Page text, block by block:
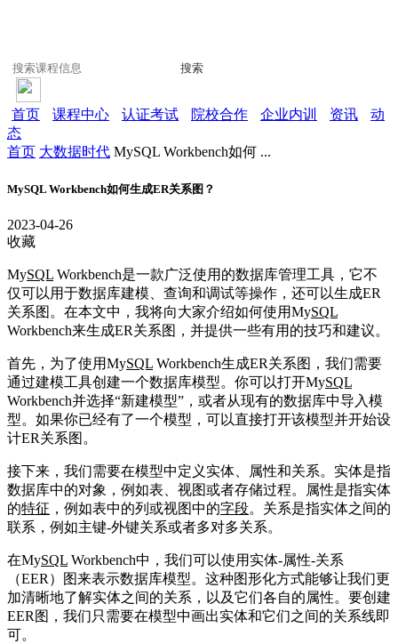
搜索
首页 课程中心 认证考试 院校合作 企业内训 资讯
动
态
首页 大数据时代 MySQL Workbench如何 ...
MySQL Workbench如何生成ER关系图？
2023-04-26
收藏
MySQL Workbench是一款广泛使用的数据库管理工具，它不
仅可以用于数据库建模、查询和调试等操作，还可以生成ER
关系图。在本文中，我将向大家介绍如何使用MySQL
Workbench来生成ER关系图，并提供一些有用的技巧和建议。
首先，为了使用MySQL Workbench生成ER关系图，我们需要
通过建模工具创建一个数据库模型。你可以打开MySQL
Workbench并选择“新建模型”，或者从现有的数据库中导入模
型。如果你已经有了一个模型，可以直接打开该模型并开始设
计ER关系图。
接下来，我们需要在模型中定义实体、属性和关系。实体是指
数据库中的对象，例如表、视图或者存储过程。属性是指实体
的特征 ，例如表中的列或视图中的字段。关系是指实体之间的
联系，例如主键-外键关系或者多对多关系。
在MySQL Workbench中，我们可以使用实体-属性-关系
（EER）图来表示数据库模型。这种图形化方式能够让我们更
加清晰地了解实体之间的关系，以及它们各自的属性。要创建
EER图，我们只需要在模型中画出实体和它们之间的关系线即
可。